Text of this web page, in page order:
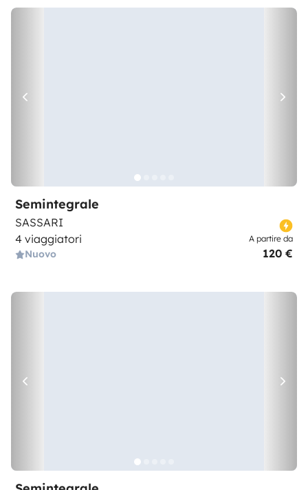
Semintegrale
SASSARI
4 viaggiatori
Nuovo
A partire da
120 €